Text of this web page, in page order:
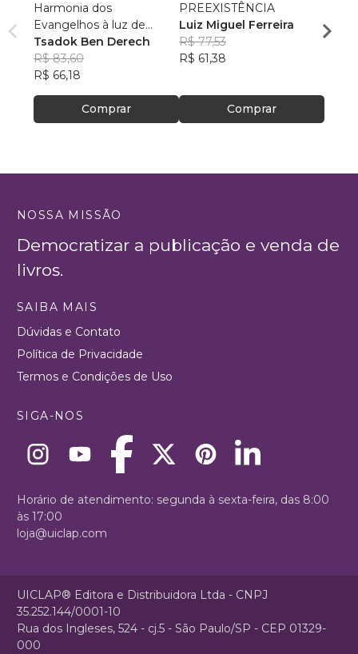
Harmonia dos
Evangelhos à luz de
manuscritos aramaicos e
da cultura judaica
Tsadok Ben Derech
R$ 83,60
R$ 66,18
Comprar
PREEXISTÊNCIA
Luiz Miguel Ferreira
R$ 77,53
R$ 61,38
Comprar
NOSSA MISSÃO
Democratizar a publicação e venda de
livros.
SAIBA MAIS
Dúvidas e Contato
Política de Privacidade
Termos e Condições de Uso
SIGA-NOS
Horário de atendimento: segunda à sexta-feira, das 8:00
às 17:00
loja@uiclap.com
UICLAP® Editora e Distribuidora Ltda - CNPJ
35.252.144/0001-10
Rua dos Ingleses, 524 - cj.5 - São Paulo/SP - CEP 01329-
000